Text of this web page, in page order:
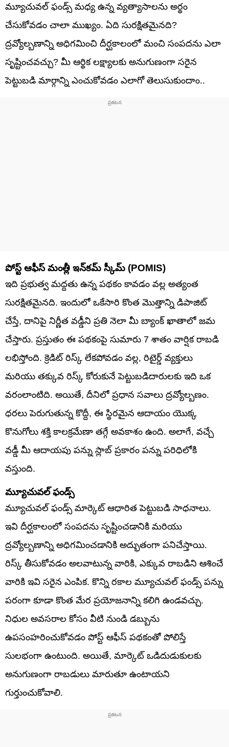
మ్యూచువల్ ఫండ్స్ మధ్య ఉన్న వ్యత్యాసాలను అర్థం
చేసుకోవడం చాలా ముఖ్యం. ఏది సురక్షితమైనది?
ద్రవ్యోల్బణాన్ని అధిగమించి దీర్ఘకాలంలో మంచి సంపదను ఎలా
సృష్టించవచ్చు? మీ ఆర్థిక లక్ష్యాలకు అనుగుణంగా సరైన
పెట్టుబడి మార్గాన్ని ఎంచుకోవడం ఎలాగో తెలుసుకుందాం..
పోస్ట్ ఆఫీస్ మంత్లీ ఇన్‌కమ్ స్కీమ్ (POMIS)
ఇది ప్రభుత్వ మద్దతు ఉన్న పథకం కావడం వల్ల అత్యంత
సురక్షితమైనది. ఇందులో ఒకేసారి కొంత మొత్తాన్ని డిపాజిట్
చేస్తే, దానిపై నిర్ణీత వడ్డీని ప్రతి నెలా మీ బ్యాంక్ ఖాతాలో జమ
చేస్తారు. ప్రస్తుతం ఈ పథకంపై సుమారు 7 శాతం వార్షిక రాబడి
లభిస్తోంది. క్రెడిట్ రిస్క్ లేకపోవడం వల్ల, రిటైర్డ్ వ్యక్తులు
మరియు తక్కువ రిస్క్ కోరుకునే పెట్టుబడిదారులకు ఇది ఒక
వరంలాంటిది. అయితే, దీనిలో ప్రధాన సవాలు ద్రవ్యోల్బణం.
ధరలు పెరుగుతున్న కొద్దీ, ఈ స్థిరమైన ఆదాయం యొక్క
కొనుగోలు శక్తి కాలక్రమేణా తగ్గే అవకాశం ఉంది. అలాగే, వచ్చే
వడ్డీ మీ ఆదాయపు పన్ను స్లాబ్ ప్రకారం పన్ను పరిధిలోకి
వస్తుంది.
మ్యూచువల్ ఫండ్స్
మ్యూచువల్ ఫండ్స్ మార్కెట్ ఆధారిత పెట్టుబడి సాధనాలు.
ఇవి దీర్ఘకాలంలో సంపదను సృష్టించడానికి మరియు
ద్రవ్యోల్బణాన్ని అధిగమించడానికి అద్భుతంగా పనిచేస్తాయి.
రిస్క్ తీసుకోవడం అలవాటున్న వారికి, ఎక్కువ రాబడిని ఆశించే
వారికి ఇవి సరైన ఎంపిక. కొన్ని రకాల మ్యూచువల్ ఫండ్స్ పన్ను
పరంగా కూడా కొంత మేర ప్రయోజనాన్ని కలిగి ఉండవచ్చు.
నిధుల అవసరాల కోసం వీటి నుండి డబ్బును
ఉపసంహరించుకోవడం పోస్ట్ ఆఫీస్ పథకంతో పోలిస్తే
సులభంగా ఉంటుంది. అయితే, మార్కెట్ ఒడిదుడుకులకు
అనుగుణంగా రాబడులు మారుతూ ఉంటాయని
గుర్తుంచుకోవాలి.